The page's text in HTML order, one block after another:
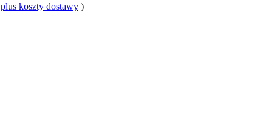
plus koszty dostawy )